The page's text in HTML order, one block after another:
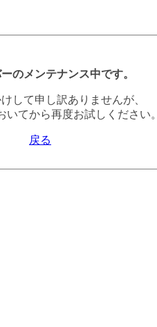
のメンテナンス中です。
して申し訳ありませんが、
いてから再度お試しください。
戻る